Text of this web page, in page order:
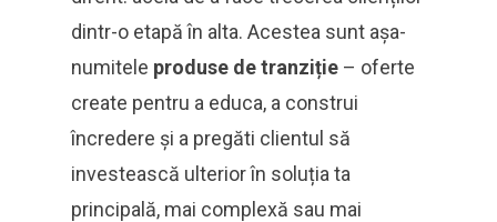
dintr-o etapă în alta. Acestea sunt așa-
numitele produse de tranziție – oferte
create pentru a educa, a construi
încredere și a pregăti clientul să
investească ulterior în soluția ta
principală, mai complexă sau mai